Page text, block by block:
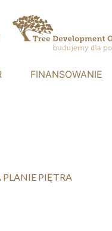
FINANSOWANIE
PLANIE PIĘTRA